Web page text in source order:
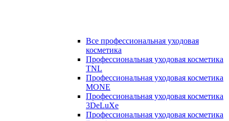
Все профессиональная уходовая
косметика
Профессиональная уходовая косметика
TNL
Профессиональная уходовая косметика
MONE
Профессиональная уходовая косметика
3DeLuXe
Профессиональная уходовая косметика